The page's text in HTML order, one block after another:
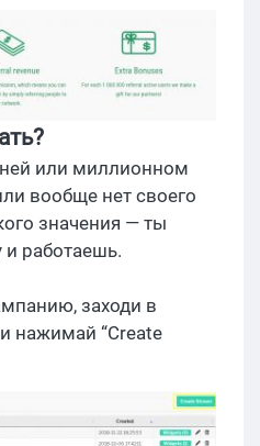
или миллионном
вообще нет своего
значения — ты
работаешь.
заходи в
нажимай “Create